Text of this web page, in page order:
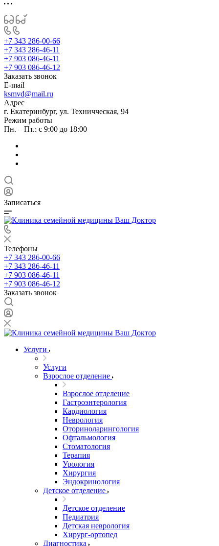
+7 343 286-00-66
+7 343 286-46-11
+7 903 086-46-11
+7 903 086-46-12
Заказать звонок
E-mail
ksmvd@mail.ru
Адрес
г. Екатеринбург, ул. Техничческая, 94
Режим работы
Пн. – Пт.: с 9:00 до 18:00
Записаться
Телефоны
+7 343 286-00-66
+7 343 286-46-11
+7 903 086-46-11
+7 903 086-46-12
Заказать звонок
Услуги
Услуги
Взрослое отделение
Взрослое отделение
Гастроэнтерология
Кардиология
Неврология
Оториноларингология
Офтальмология
Стоматология
Терапия
Урология
Хирургия
Эндокринология
Детское отделение
Детское отделение
Педиатрия
Детская неврология
Хирург-ортопед
Диагностика